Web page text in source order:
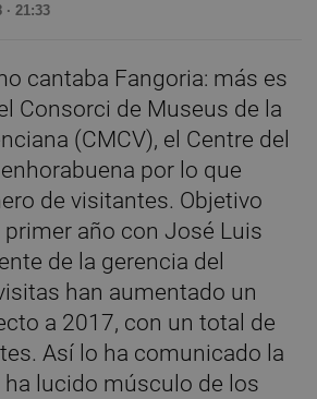
21:33
cantaba Fangoria: más es
Consorci de Museus de la
(CMCV), el Centre del
por lo que
de visitantes. Objetivo
año con José Luis
de la gerencia del
han aumentado un
a 2017, con un total de
Así lo ha comunicado la
lucido músculo de los